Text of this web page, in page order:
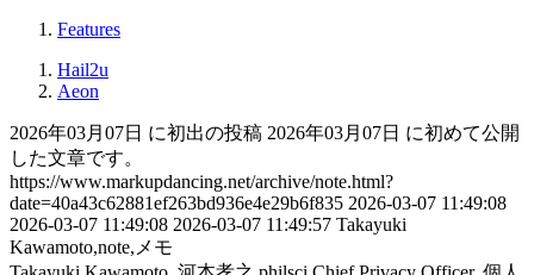
Features
Hail2u
Aeon
2026年03月07日 に初出の投稿 2026年03月07日 に初めて公開
した文章です。
https://www.markupdancing.net/archive/note.html?
date=40a43c62881ef263bd936e4e29b6f835 2026-03-07 11:49:08
2026-03-07 11:49:08 2026-03-07 11:49:57 Takayuki
Kawamoto,note,メモ